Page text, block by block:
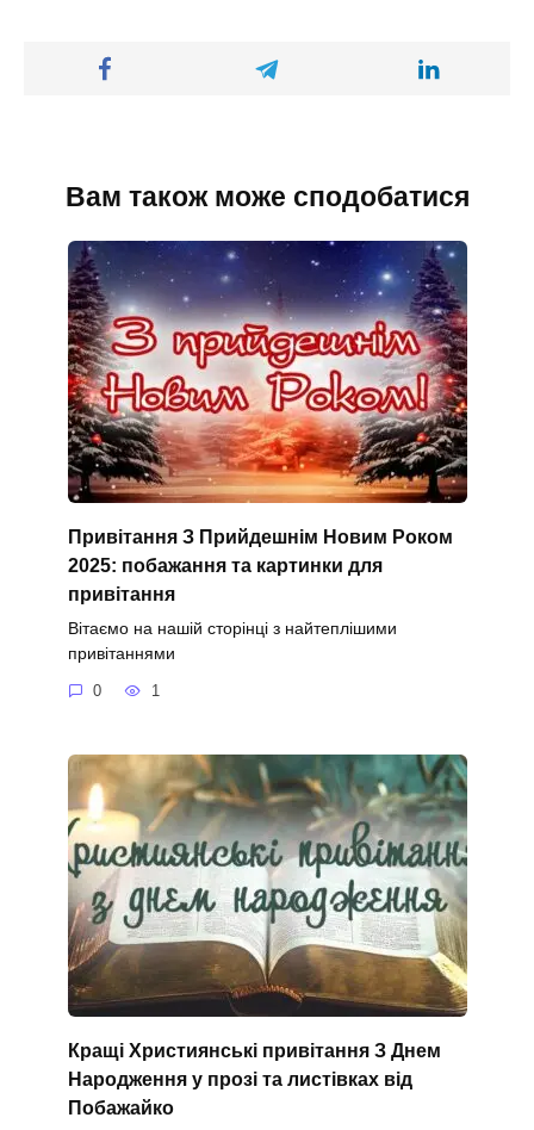
Вам також може сподобатися
Привітання З Прийдешнім Новим Роком
2025: побажання та картинки для
привітання
Вітаємо на нашій сторінці з найтеплішими
привітаннями
0 1
Кращі Християнські привітання З Днем
Народження у прозі та листівках від
Побажайко